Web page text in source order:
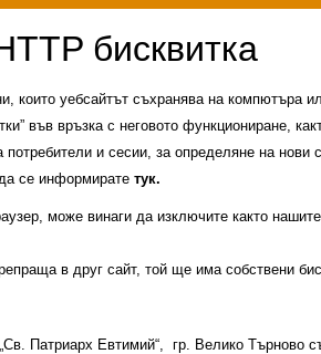
които уебсайтът съхранява на компютъра
във връзка с неговото функциониране,
потребители и сесии, за определяне на
се информирате тук.
може винаги да изключите както
в друг сайт, той ще има собствени
Патриарх Евтимий“, гр. Велико